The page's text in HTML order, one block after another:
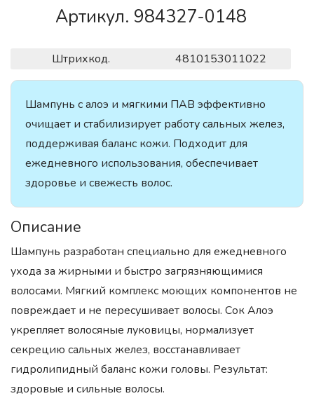
Артикул. 984327-0148
Штрихкод. 4810153011022
Шампунь с алоэ и мягкими ПАВ эффективно
очищает и стабилизирует работу сальных желез,
поддерживая баланс кожи. Подходит для
ежедневного использования, обеспечивает
здоровье и свежесть волос.
Описание
Шампунь разработан специально для ежедневного
ухода за жирными и быстро загрязняющимися
волосами. Мягкий комплекс моющих компонентов не
повреждает и не пересушивает волосы. Сок Алоэ
укрепляет волосяные луковицы, нормализует
секрецию сальных желез, восстанавливает
гидролипидный баланс кожи головы. Результат:
здоровые и сильные волосы.